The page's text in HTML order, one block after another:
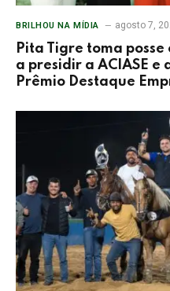
BRILHOU NA MÍDIA agosto 7,
Pita Tigre toma
a presidir a ACIASE
Prêmio Destaque